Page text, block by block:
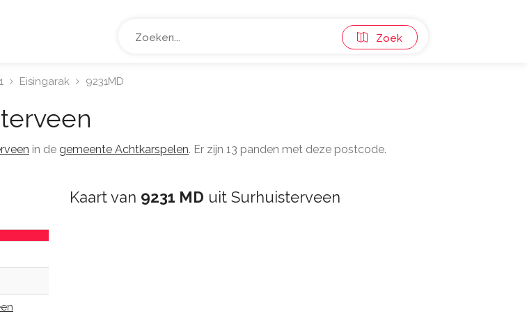
Zoek
Eisingarak 9231MD
in de gemeente Achtkarspelen. Er zijn 13 panden met deze postcode.
Kaart van 9231 MD uit Surhuisterveen